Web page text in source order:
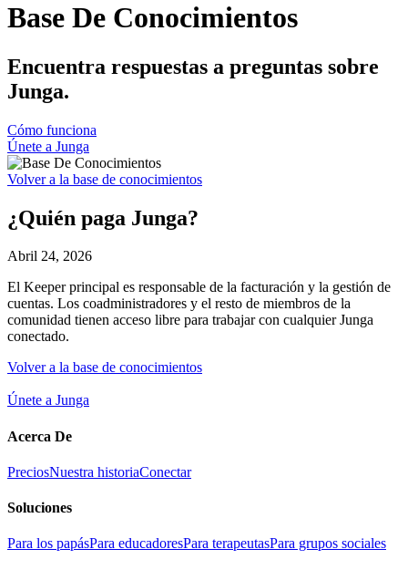
Base De Conocimientos
Encuentra respuestas a preguntas sobre
Junga.
Cómo funciona
Únete a Junga
Volver a la base de conocimientos
¿Quién paga Junga?
Abril 24, 2026
El Keeper principal es responsable de la facturación y la gestión de
cuentas. Los coadministradores y el resto de miembros de la
comunidad tienen acceso libre para trabajar con cualquier Junga
conectado.
Volver a la base de conocimientos
Únete a Junga
Acerca De
PreciosNuestra historiaConectar
Soluciones
Para los papásPara educadoresPara terapeutasPara grupos sociales